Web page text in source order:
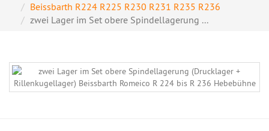
Beissbarth R224 R225 R230 R231 R235 R236
zwei Lager im Set obere Spindellagerung ...